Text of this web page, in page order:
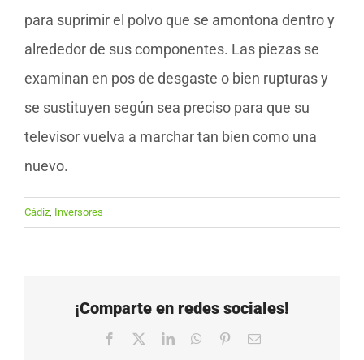
para suprimir el polvo que se amontona dentro y
alrededor de sus componentes. Las piezas se
examinan en pos de desgaste o bien rupturas y
se sustituyen según sea preciso para que su
televisor vuelva a marchar tan bien como una
nuevo.
Cádiz Inversores
¡Comparte en redes sociales!
Facebook LinkedInWhatsApp
PinterestCorreo